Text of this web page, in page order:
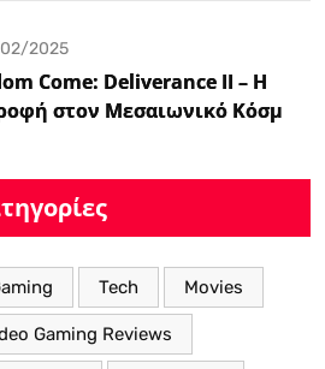
2025
Come: Deliverance II – Η
στον Μεσαιωνικό Κόσμο
Tech Movies
Gaming Reviews